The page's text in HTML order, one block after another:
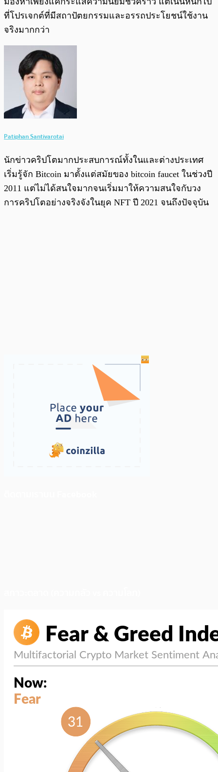
ที่โปรเจกต์ที่มีสถาปัตยกรรมและอรรถประโยชน์ใช้งาน
จริงมากกว่า
Patiphan Santivarotai
นักข่าวคริปโตมากประสบการณ์ทั้งในและต่างประเทศ
เริ่มรู้จัก Bitcoin มาตั้งแต่สมัยของ bitcoin faucet ในช่วงปี
2011 แต่ไม่ได้สนใจมากจนเริ่มมาให้ความสนใจกับวง
การคริปโตอย่างจริงจังในยุค NFT ปี 2021 จนถึงปัจจุบัน